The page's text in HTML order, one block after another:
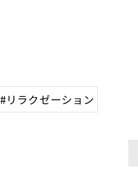
#リラクゼーション